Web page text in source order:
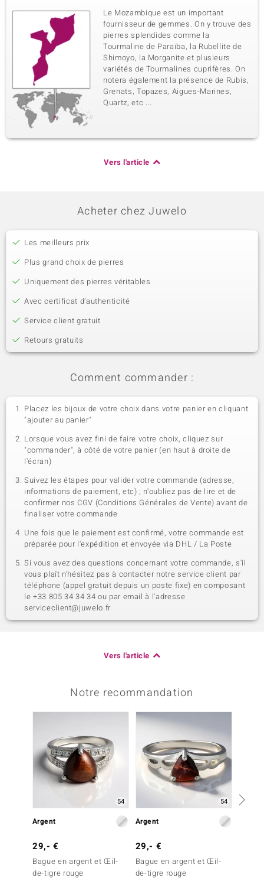
Le Mozambique est un important
fournisseur de gemmes. On y trouve des
pierres splendides comme la
Tourmaline de Paraïba, la Rubellite de
Shimoyo, la Morganite et plusieurs
variétés de Tourmalines cuprifères. On
notera également la présence de Rubis,
Grenats, Topazes, Aigues-Marines,
Quartz, etc ...
Vers l'article
Acheter chez Juwelo
Les meilleurs prix
Plus grand choix de pierres
Uniquement des pierres véritables
Avec certificat d’authenticité
Service client gratuit
Retours gratuits
Comment commander :
Placez les bijoux de votre choix dans votre panier en cliquant
"ajouter au panier"
Lorsque vous avez fini de faire votre choix, cliquez sur
"commander", à côté de votre panier (en haut à droite de
l'écran)
Suivez les étapes pour valider votre commande (adresse,
informations de paiement, etc) ; n'oubliez pas de lire et de
confirmer nos CGV (Conditions Générales de Vente) avant de
finaliser votre commande
Une fois que le paiement est confirmé, votre commande est
préparée pour l'expédition et envoyée via DHL / La Poste
Si vous avez des questions concernant votre commande, s'il
vous plaît n'hésitez pas à contacter notre service client par
téléphone (appel gratuit depuis un poste fixe) en composant
le +33 805 34 34 34 ou par email à l'adresse
serviceclient@juwelo.fr
Vers l'article
Notre recommandation
54
Argent
29,- €
Bague en argent et Œil-
de-tigre rouge
54
Argent
29,- €
Bague en argent et Œil-
de-tigre rouge